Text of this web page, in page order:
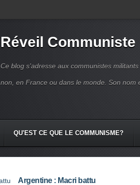
Réveil Communiste
Ce blog s'adresse aux communistes
non, en France ou dans le monde. Son nom
QU'EST CE QUE LE COMMUNISME?
Argentine : Macri battu